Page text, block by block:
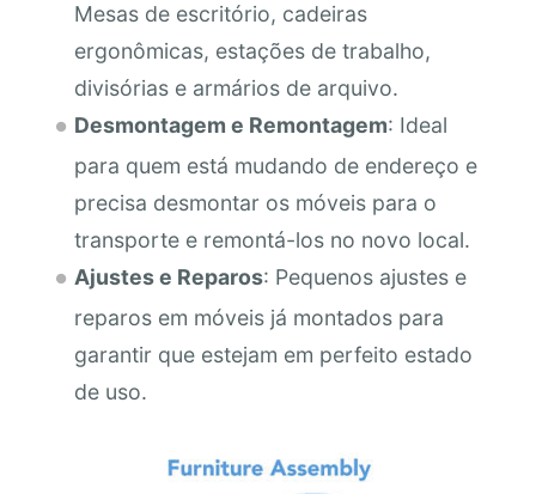
Mesas de escritório, cadeiras
ergonômicas, estações de trabalho,
divisórias e armários de arquivo.
Desmontagem e Remontagem: Ideal
para quem está mudando de endereço e
precisa desmontar os móveis para o
transporte e remontá-los no novo local.
Ajustes e Reparos: Pequenos ajustes e
reparos em móveis já montados para
garantir que estejam em perfeito estado
de uso.